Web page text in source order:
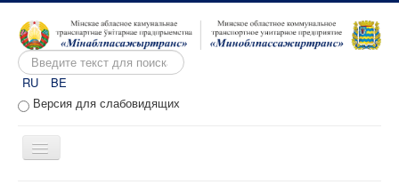
Искать...
RU
BE
Версия для слабовидящих
Включить/